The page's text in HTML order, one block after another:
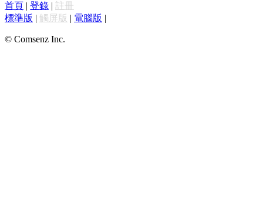
首頁 | 登錄 | 註冊
標準版 | 觸屏版 | 電腦版 |
© Comsenz Inc.